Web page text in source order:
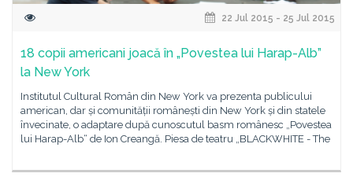
22 Jul 2015 - 25 Jul 2015
18 copii americani joacă în „Povestea lui Harap-Alb”
la New York
Institutul Cultural Român din New York va prezenta publicului
american, dar și comunității românești din New York și din statele
învecinate, o adaptare după cunoscutul basm românesc „Povestea
lui Harap-Alb“ de Ion Creangă. Piesa de teatru „BLACKWHITE - The